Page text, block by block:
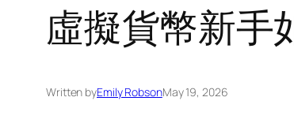
虛擬貨幣新手
Written byEmily RobsonMay 19, 2026